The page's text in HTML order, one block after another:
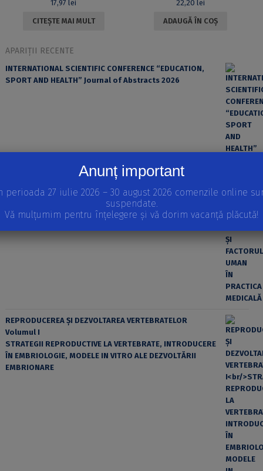
17,97lei
CITEȘTE MAI MULT
22,20lei
ADAUGĂ ÎN COȘ
APARIȚII RECENTE
INTERNATIONAL SCIENTIFIC CONFERENCE “EDUCATION,
SPORT AND HEALTH” Journal of Abstracts 2026
EROAREA ȘI FACTORUL UMAN ÎN PRACTICA MEDICALĂ
REPRODUCEREA ȘI DEZVOLTAREA VERTEBRATELOR
Volumul I
STRATEGII REPRODUCTIVE LA VERTEBRATE, INTRODUCERE
ÎN EMBRIOLOGIE, MODELE IN VITRO ALE DEZVOLTĂRII
EMBRIONARE
Anunț important
perioada 27 iulie 2026 – 30 august 2026 comenzile online
suspendate.
Vă mulțumim pentru înțelegere și vă dorim vacanță plăcută!